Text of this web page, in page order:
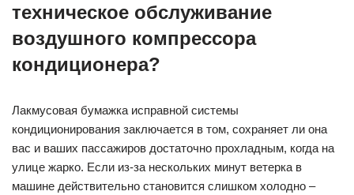
техническое обслуживание
воздушного компрессора
кондиционера?
Лакмусовая бумажка исправной системы
кондиционирования заключается в том, сохраняет ли она
вас и ваших пассажиров достаточно прохладным, когда на
улице жарко. Если из-за нескольких минут ветерка в
машине действительно становится слишком холодно –